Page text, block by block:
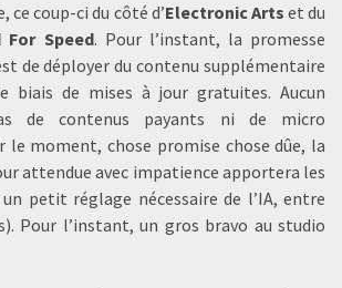
ce coup-ci du côté d’Electronic Arts et du
For Speed. Pour l’instant, la promesse
de déployer du contenu supplémentaire
biais de mises à jour gratuites. Aucun
de contenus payants ni de micro
le moment, chose promise chose dûe, la
attendue avec impatience apportera les
petit réglage nécessaire de l’IA, entre
Pour l’instant, un gros bravo au studio